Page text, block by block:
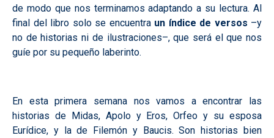
de modo que nos terminamos adaptando a su lectura. Al
final del libro solo se encuentra un índice de versos –y
no de historias ni de ilustraciones–, que será el que nos
guíe por su pequeño laberinto.
En esta primera semana nos vamos a encontrar las
historias de Midas, Apolo y Eros, Orfeo y su esposa
Eurídice, y la de Filemón y Baucis. Son historias bien